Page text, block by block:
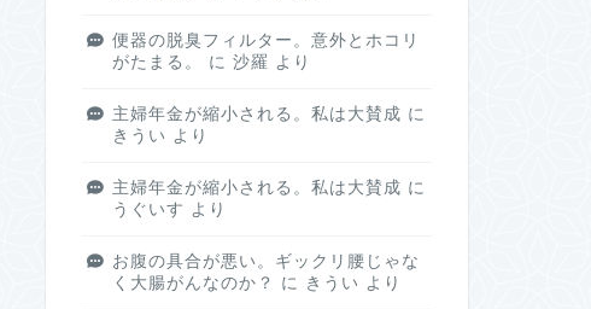
便器の脱臭フィルター。意外とホコリ
がたまる。
に 沙羅 より
主婦年金が縮小される。私は大賛成 に
きうい より
主婦年金が縮小される。私は大賛成 に
うぐいす より
お腹の具合が悪い。ギックリ腰じゃな
く大腸がんなのか？
に きうい より